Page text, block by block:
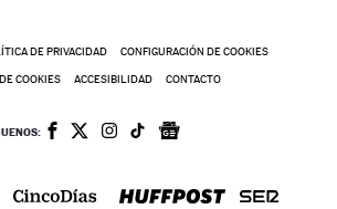
DE PRIVACIDAD CONFIGURACIÓN DE COOKIES
COOKIES ACCESIBILIDAD CONTACTO